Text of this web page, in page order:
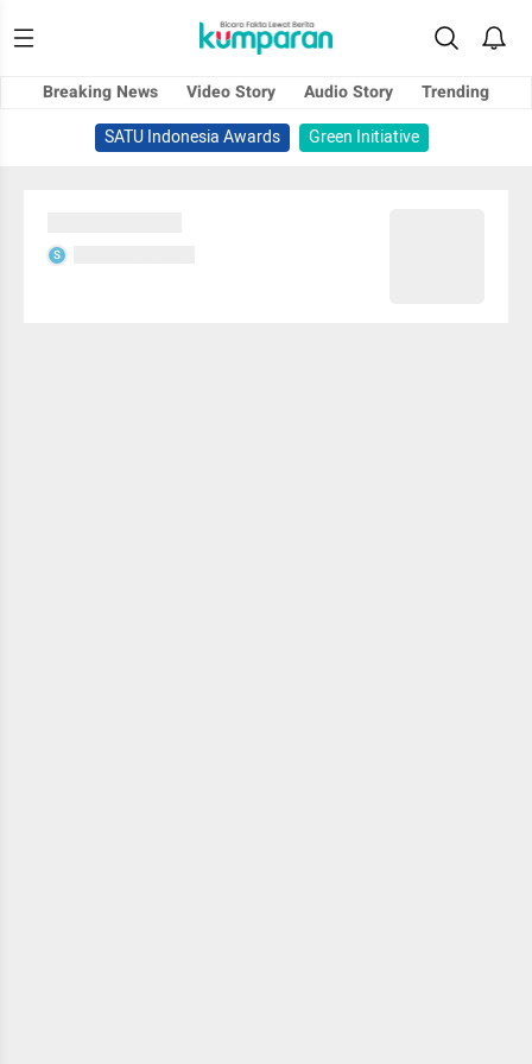
Breaking News Video Story Audio Story
Trending
SATU Indonesia Awards
Green Initiative
S